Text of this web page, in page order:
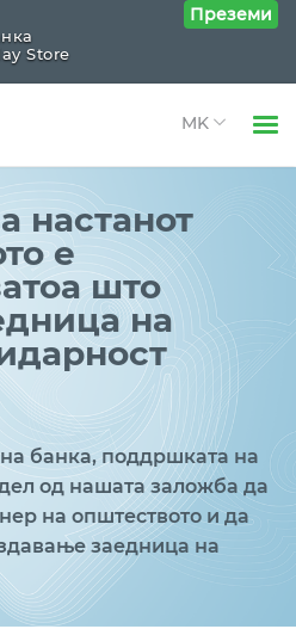
Open
настанот
е
што
на
банка, поддршката на
од нашата заложба да
на општеството и да
заедница на
Store
Преземи